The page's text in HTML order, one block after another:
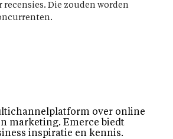
Die zouden worden
over online
marketing. Emerce biedt
inspiratie en kennis.